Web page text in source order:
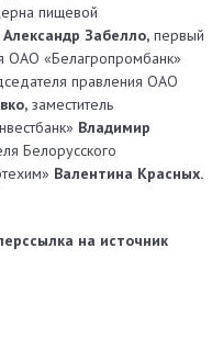
пищевой
Александр Забелло, первый
ОАО «Белагропромбанк»
правления ОАО
замес­титель
Владимир
Белорусского
Валентина Красных.
на источник